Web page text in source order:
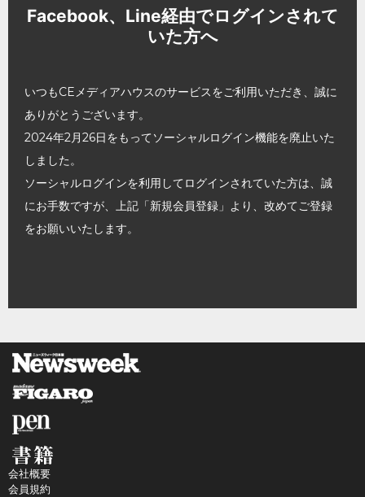
Facebook、Line経由でログインされて
いた方へ
いつもCEメディアハウスのサービスをご利用いただき、誠に
ありがとうございます。
2024年2月26日をもってソーシャルログイン機能を廃止いた
しました。
ソーシャルログインを利用してログインされていた方は、誠
にお手数ですが、上記「新規会員登録」より、改めてご登録
をお願いいたします。
会社概要
会員規約